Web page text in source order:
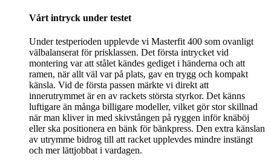
Vårt intryck under testet
Under testperioden upplevde vi Masterfit 400 som ovanligt
välbalanserat för prisklassen. Det första intrycket vid
montering var att stålet kändes gediget i händerna och att
ramen, när allt väl var på plats, gav en trygg och kompakt
känsla. Vid de första passen märkte vi direkt att
innerutrymmet är en av rackets största styrkor. Det känns
luftigare än många billigare modeller, vilket gör stor skillnad
när man kliver in med skivstången på ryggen inför knäböj
eller ska positionera en bänk för bänkpress. Den extra känslan
av utrymme bidrog till att racket upplevdes mindre instängt
och mer lättjobbat i vardagen.